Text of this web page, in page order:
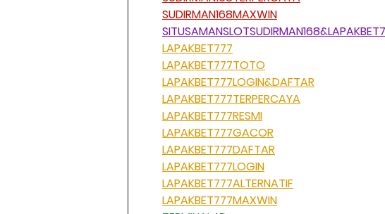
SUDIRMAN168MAXWIN
LAPAKBET777
LAPAKBET777TOTO
LAPAKBET777LOGIN&DAFTAR
LAPAKBET777TERPERCAYA
LAPAKBET777RESMI
LAPAKBET777GACOR
LAPAKBET777DAFTAR
LAPAKBET777LOGIN
LAPAKBET777ALTERNATIF
LAPAKBET777MAXWIN